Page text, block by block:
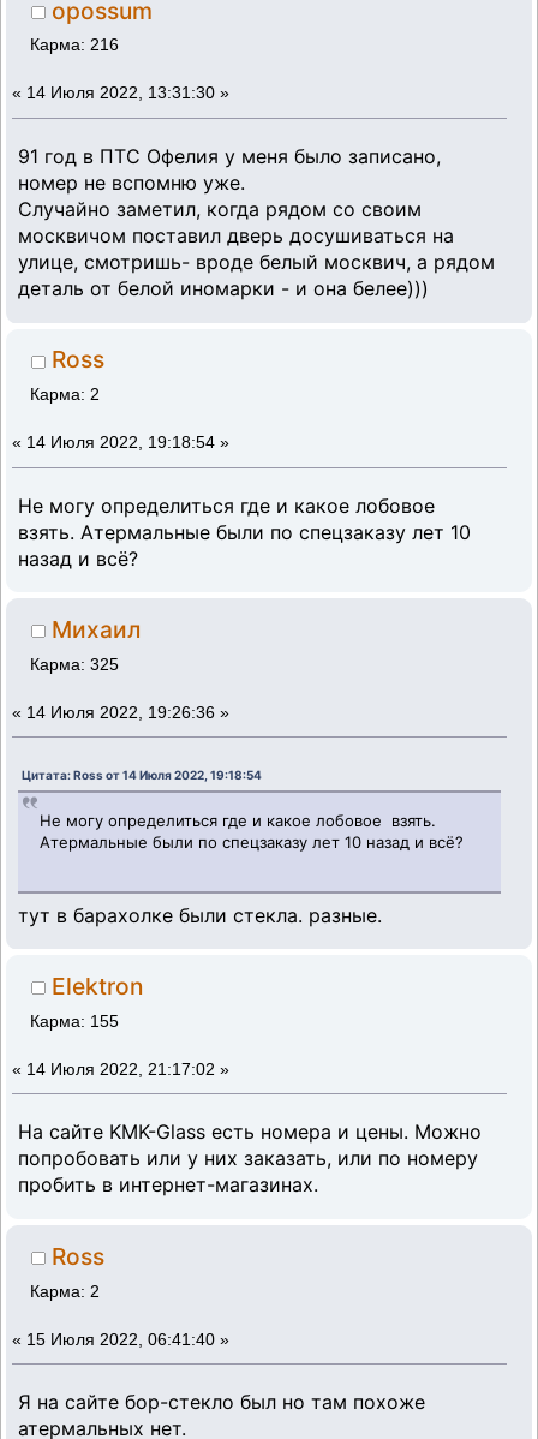
opossum
Карма: 216
« 14 Июля 2022, 13:31:30 »
91 год в ПТС Офелия у меня было записано,
номер не вспомню уже.
Случайно заметил, когда рядом со своим
москвичом поставил дверь досушиваться на
улице, смотришь- вроде белый москвич, а рядом
деталь от белой иномарки - и она белее)))
Ross
Карма: 2
« 14 Июля 2022, 19:18:54 »
Не могу определиться где и какое лобовое
взять. Атермальные были по спецзаказу лет 10
назад и всё?
Михаил
Карма: 325
« 14 Июля 2022, 19:26:36 »
Цитата: Ross от 14 Июля 2022, 19:18:54
Не могу определиться где и какое лобовое взять.
Атермальные были по спецзаказу лет 10 назад и всё?
тут в барахолке были стекла. разные.
Elektron
Карма: 155
« 14 Июля 2022, 21:17:02 »
На сайте KMK-Glass есть номера и цены. Можно
попробовать или у них заказать, или по номеру
пробить в интернет-магазинах.
Ross
Карма: 2
« 15 Июля 2022, 06:41:40 »
Я на сайте бор-стекло был но там похоже
атермальных нет.